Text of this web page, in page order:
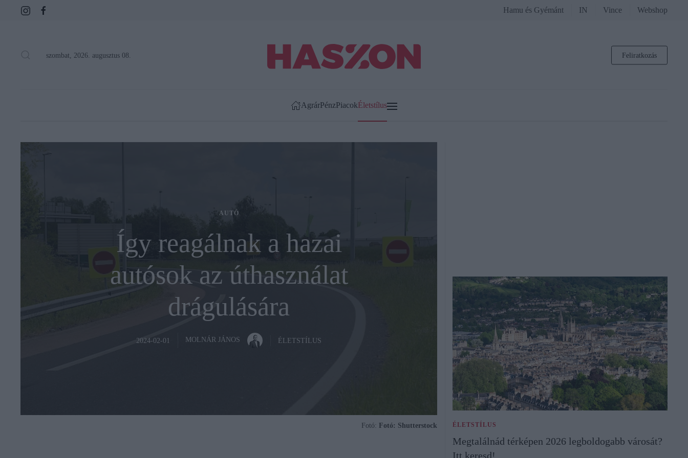
Hamu és Gyémánt IN Vince Webshop
szombat, 2026. augusztus 08. Feliratkozás
AgrárPénzPiacokÉletstílus
AUTÓ
Így reagálnak a hazai
autósok az úthasználat
drágulására
2024-02-01 MOLNÁR JÁNOS ÉLETSTÍLUS
Fotó: Fotó: Shutterstock ÉLETSTÍLUS
Megtalálnád térképen 2026 legboldogabb városát?
Itt keresd!